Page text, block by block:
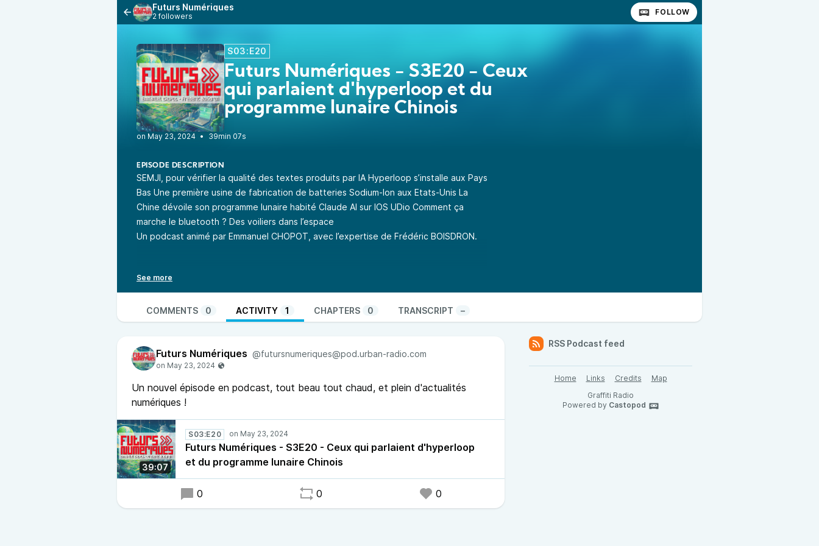
Futurs Numériques
2 followers FOLLOW
S03:E20
Futurs Numériques - S3E20 - Ceux
qui parlaient d'hyperloop et du
programme lunaire Chinois
• 39min 07s
EPISODE DESCRIPTION
SEMJI, pour vérifier la qualité des textes produits par IA Hyperloop s’installe aux Pays
Bas Une première usine de fabrication de batteries Sodium-Ion aux Etats-Unis La
Chine dévoile son programme lunaire habité Claude AI sur IOS UDio Comment ça
marche le bluetooth ? Des voiliers dans l’espace
Un podcast animé par Emmanuel CHOPOT, avec l’expertise de Frédéric BOISDRON.
COMMENTS 0 ACTIVITY 1 CHAPTERS 0 TRANSCRIPT –
Futurs Numériques @futursnumeriques@pod.urban-radio.com
Un nouvel épisode en podcast, tout beau tout chaud, et plein d'actualités
numériques !
39:07
S03:E20
Futurs Numériques - S3E20 - Ceux qui parlaient d'hyperloop
et du programme lunaire Chinois
0 0 0
RSS Podcast feed
Home Links Credits
Map
Graffiti Radio
Powered by Castopod